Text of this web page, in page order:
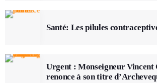
Santé: Les pilules
Urgent : Monseigneur Vincent
renonce à son titre